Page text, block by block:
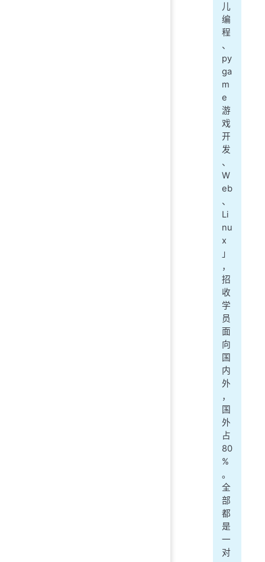
儿
编
程
、
py
ga
m
e
游
戏
开
发
、
W
eb
、
Li
nu
x
」
，
招
收
学
员
面
向
国
内
外
，
国
外
占
80
%
。
全
部
都
是
一
对